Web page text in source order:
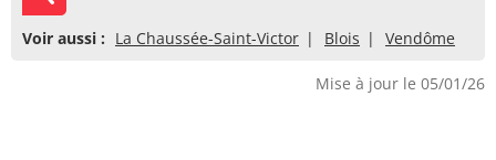
Voir aussi : La Chaussée-Saint-Victor Blois Vendôme
Mise à jour le 05/01/26